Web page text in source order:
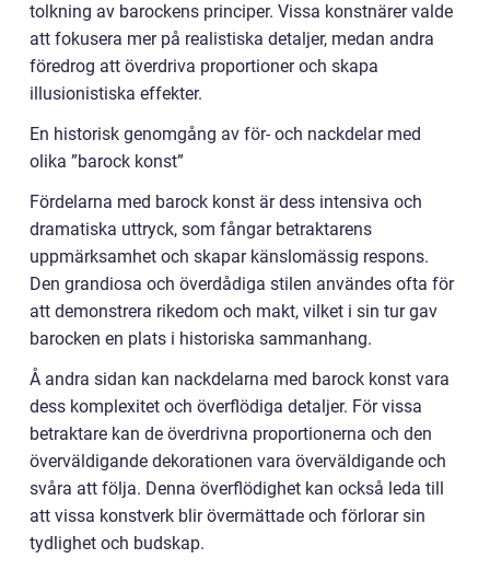
tolkning av barockens principer. Vissa konstnärer valde
att fokusera mer på realistiska detaljer, medan andra
föredrog att överdriva proportioner och skapa
illusionistiska effekter.
En historisk genomgång av för- och nackdelar med
olika ”barock konst”
Fördelarna med barock konst är dess intensiva och
dramatiska uttryck, som fångar betraktarens
uppmärksamhet och skapar känslomässig respons.
Den grandiosa och överdådiga stilen användes ofta för
att demonstrera rikedom och makt, vilket i sin tur gav
barocken en plats i historiska sammanhang.
Å andra sidan kan nackdelarna med barock konst vara
dess komplexitet och överflödiga detaljer. För vissa
betraktare kan de överdrivna proportionerna och den
överväldigande dekorationen vara överväldigande och
svåra att följa. Denna överflödighet kan också leda till
att vissa konstverk blir övermättade och förlorar sin
tydlighet och budskap.